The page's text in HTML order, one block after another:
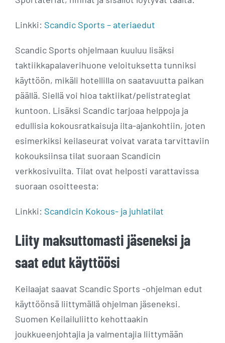
Linkki: Scandic Sports – ateriaedut
Scandic Sports ohjelmaan kuuluu lisäksi
taktiikkapalaverihuone veloituksetta tunniksi
käyttöön, mikäli hotellilla on saatavuutta paikan
päällä. Siellä voi hioa taktiikat/pelistrategiat
kuntoon. Lisäksi Scandic tarjoaa helppoja ja
edullisia kokousratkaisuja ilta-ajankohtiin, joten
esimerkiksi keilaseurat voivat varata tarvittaviin
kokouksiinsa tilat suoraan Scandicin
verkkosivuilta. Tilat ovat helposti varattavissa
suoraan osoitteesta:
Linkki: Scandicin Kokous- ja juhlatilat
Liity maksuttomasti jäseneksi ja
saat edut käyttöösi
Keilaajat saavat Scandic Sports -ohjelman edut
käyttöönsä liittymällä ohjelman jäseneksi.
Suomen Keilailuliitto kehottaakin
joukkueenjohtajia ja valmentajia liittymään